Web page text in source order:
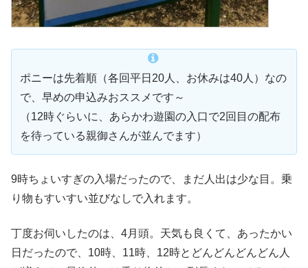
ポニーは先着順（各回平日20人、お休みは40人）なの
で、早めの申込みおススメです～
（12時ぐらいに、あらかわ遊園の入口で2回目の配布
を待っている親御さんが並んでます）
9時ちょいすぎの入場だったので、まだ人出は少な目。乗
り物もすいすい並びなしで入れます。
丁度お伺いしたのは、4月頭。天気も良くて、あったかい
日だったので、10時、11時、12時とどんどんどんどん人